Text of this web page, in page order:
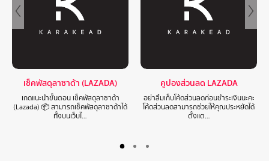
เช็คพัสดุลาซาด้า (LAZADA)
เกดแนะนำขั้นตอน เช็คพัสดุลาซาด้า
(Lazada) 📦 สามารถเช็คพัสดุลาซาด้าได้
ทั้งบนเว็บไ…
คูปองส่วนลด LAZADA
อย่าลืมเก็บโค้ดส่วนลดก่อนชำระเงินนะคะ
โค้ดส่วนลดสามารถช่วยให้คุณประหยัดได้
ตั้งแต…